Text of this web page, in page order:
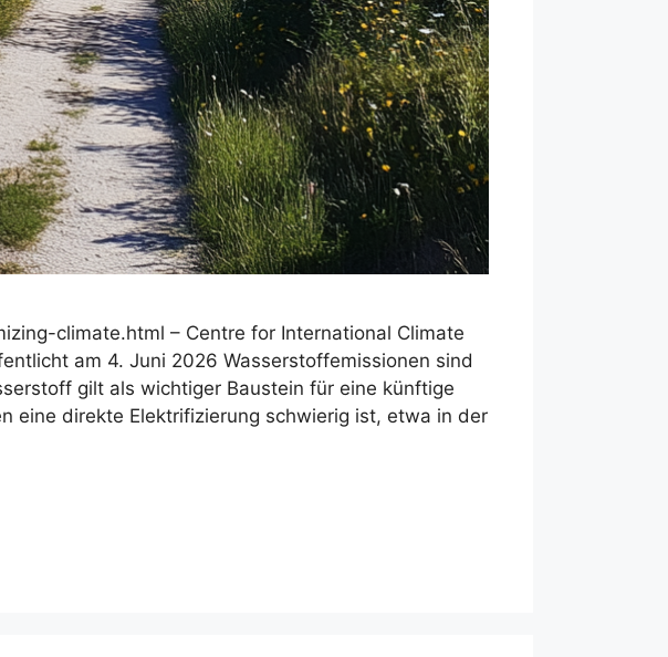
climate.html – Centre for International Climate
am 4. Juni 2026 Wasserstoffemissionen sind
gilt als wichtiger Baustein für eine künftige
eine direkte Elektrifizierung schwierig ist, etwa in der